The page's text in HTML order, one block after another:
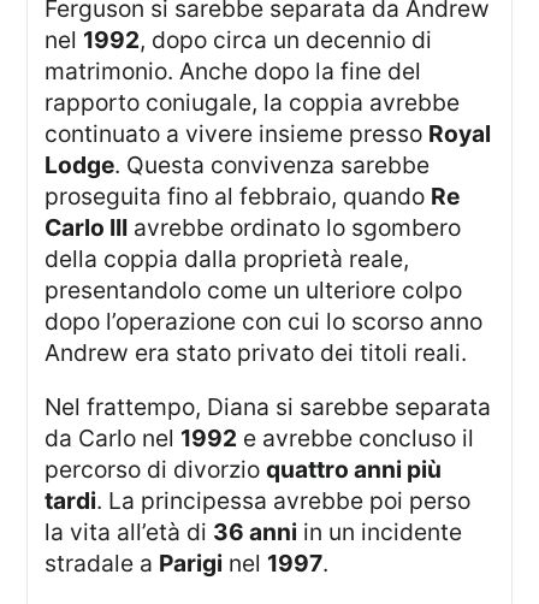
Ferguson si sarebbe separata da Andrew
nel 1992, dopo circa un decennio di
matrimonio. Anche dopo la fine del
rapporto coniugale, la coppia avrebbe
continuato a vivere insieme presso Royal
Lodge. Questa convivenza sarebbe
proseguita fino al febbraio, quando Re
Carlo III avrebbe ordinato lo sgombero
della coppia dalla proprietà reale,
presentandolo come un ulteriore colpo
dopo l’operazione con cui lo scorso anno
Andrew era stato privato dei titoli reali.
Nel frattempo, Diana si sarebbe separata
da Carlo nel 1992 e avrebbe concluso il
percorso di divorzioquattro anni più
tardi. La principessa avrebbe poi perso
la vita all’età di 36 anni in un incidente
stradale a Parigi nel 1997.